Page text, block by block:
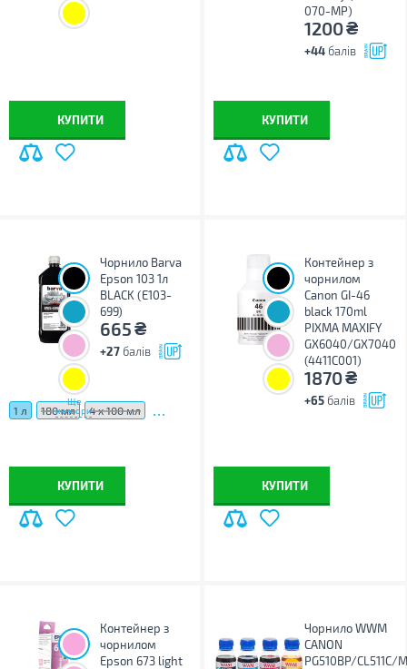
КУПИТИ
070-MP)
1200₴
+44 балів
КУПИТИ
Ще
кольори
Чорнило Barva
Epson 103 1л
BLACK (E103-
699)
665₴
+27 балів
1 л 180 мл 4 х 100 мл ...
КУПИТИ
Контейнер з
чорнилом
Canon GI-46
black 170ml
PIXMA MAXIFY
GX6040/GX7040
(4411C001)
1870₴
+65 балів
КУПИТИ
Контейнер з
чорнилом
Epson 673 light
Чорнило WWM
CANON
PG510BP/CL511C/